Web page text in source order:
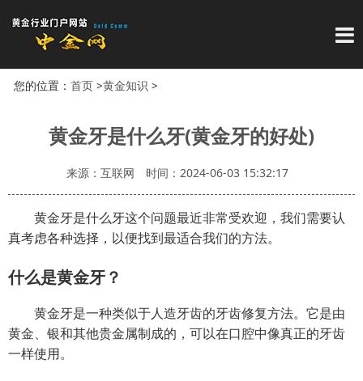
导
您的位置： 首页>黄金知识 >
黄金牙是什么牙(黄金牙的好处)
来源：互联网 时间：2024-06-03 15:32:17
黄金牙是什么牙这个问题最近非常受欢迎，我们需要认
真考虑各种选择，以便找到最适合我们的方法。
什么是黄金牙？
黄金牙是一种类似于人造牙齿的牙齿修复方法。它是由
黄金、银和其他贵金属制成的，可以在口腔中像真正的牙齿
一样使用。